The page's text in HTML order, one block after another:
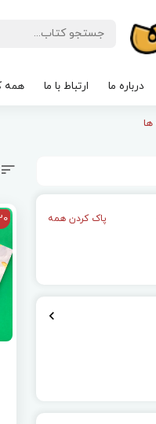
درباره ما ارتباط با ما همه
پاک کردن همه